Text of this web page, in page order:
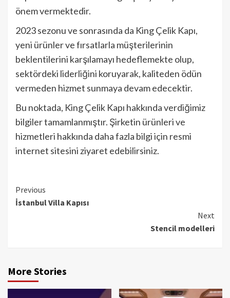
önem vermektedir.
2023 sezonu ve sonrasında da King Çelik Kapı,
yeni ürünler ve fırsatlarla müşterilerinin
beklentilerini karşılamayı hedeflemekte olup,
sektördeki liderliğini koruyarak, kaliteden ödün
vermeden hizmet sunmaya devam edecektir.
Bu noktada, King Çelik Kapı hakkında verdiğimiz
bilgiler tamamlanmıştır. Şirketin ürünleri ve
hizmetleri hakkında daha fazla bilgi için resmi
internet sitesini ziyaret edebilirsiniz.
Continue
Reading
Previous
İstanbul Villa Kapısı
Next
Stencil modelleri
More Stories